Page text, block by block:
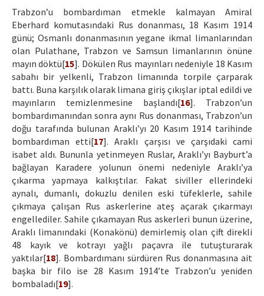
Trabzon’u bombardıman etmekle kalmayan Amiral
Eberhard komutasındaki Rus donanması, 18 Kasım 1914
günü; Osmanlı donanmasının yegane ikmal limanlarından
olan Pulathane, Trabzon ve Samsun limanlarının önüne
mayın döktü[15]. Dökülen Rus mayınları nedeniyle 18 Kasım
sabahı bir yelkenli, Trabzon limanında torpile çarparak
battı. Buna karşılık olarak limana giriş çıkışlar iptal edildi ve
mayınların temizlenmesine başlandı[16]. Trabzon’un
bombardımanından sonra aynı Rus donanması, Trabzon’un
doğu tarafında bulunan Araklı’yı 20 Kasım 1914 tarihinde
bombardıman etti[17]. Araklı çarşısı ve çarşıdaki cami
isabet aldı. Bununla yetinmeyen Ruslar, Araklı’yı Bayburt’a
bağlayan Karadere yolunun önemi nedeniyle Araklı’ya
çıkarma yapmaya kalkıştılar. Fakat siviller ellerindeki
aynalı, dumanlı, dokuzlu denilen eski tüfeklerle, sahile
çıkmaya çalışan Rus askerlerine ateş açarak çıkarmayı
engellediler. Sahile çıkamayan Rus askerleri bunun üzerine,
Araklı limanındaki (Konakönü) demirlemiş olan çift direkli
48 kayık ve kotrayı yağlı paçavra ile tutuşturarak
yaktılar[18]. Bombardımanı sürdüren Rus donanmasına ait
başka bir filo ise 28 Kasım 1914’te Trabzon’u yeniden
bombaladı[19].